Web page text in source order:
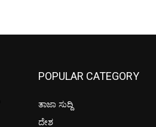
POPULAR CATEGORY
ತಾಜಾ ಸುದ್ದಿ
ದೇಶ